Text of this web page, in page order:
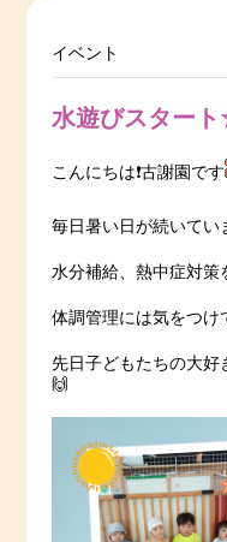
イベント
水遊びスター
こんにちは❗️古謝園です
毎日暑い日が続いてい
水分補給、熱中症対策
体調管理には気をつけ
先日子どもたちの大好
🙌